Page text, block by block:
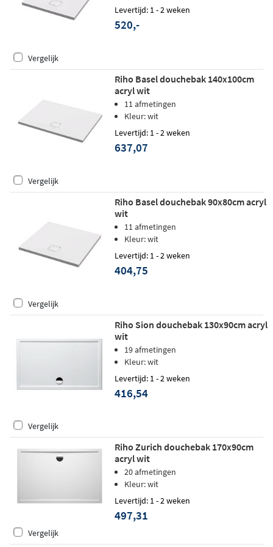
Levertijd: 1 - 2 weken
520,-
Vergelijk
Riho Basel douchebak 140x100cm
acryl wit
11 afmetingen
Kleur: wit
Levertijd: 1 - 2 weken
637,07
Vergelijk
Riho Basel douchebak 90x80cm acryl
wit
11 afmetingen
Kleur: wit
Levertijd: 1 - 2 weken
404,75
Vergelijk
Riho Sion douchebak 130x90cm acryl
wit
19 afmetingen
Kleur: wit
Levertijd: 1 - 2 weken
416,54
Vergelijk
Riho Zurich douchebak 170x90cm
acryl wit
20 afmetingen
Kleur: wit
Levertijd: 1 - 2 weken
497,31
Vergelijk